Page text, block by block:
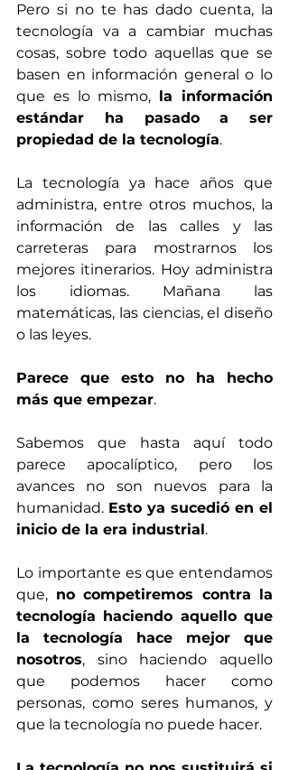
Pero si no te has dado cuenta, la
tecnología va a cambiar muchas
cosas, sobre todo aquellas que se
basen en información general o lo
que es lo mismo, la información
estándar ha pasado a ser
propiedad de la tecnología.
La tecnología ya hace años que
administra, entre otros muchos, la
información de las calles y las
carreteras para mostrarnos los
mejores itinerarios. Hoy administra
los idiomas. Mañana las
matemáticas, las ciencias, el diseño
o las leyes.
Parece que esto no ha hecho
más que empezar.
Sabemos que hasta aquí todo
parece apocalíptico, pero los
avances no son nuevos para la
humanidad. Esto ya sucedió en el
inicio de la era industrial.
Lo importante es que entendamos
que, no competiremos contra la
tecnología haciendo aquello que
la tecnología hace mejor que
nosotros, sino haciendo aquello
que podemos hacer como
personas, como seres humanos, y
que la tecnología no puede hacer.